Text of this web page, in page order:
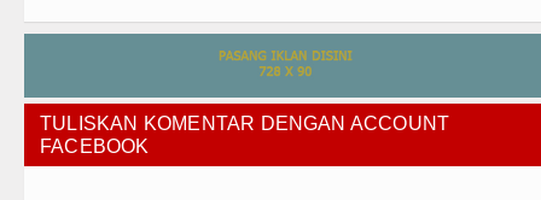
TULISKAN KOMENTAR DENGAN ACCOUNT
FACEBOOK